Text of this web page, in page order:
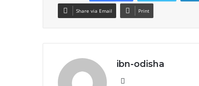
Share via Email Print
ibn-odisha
Website